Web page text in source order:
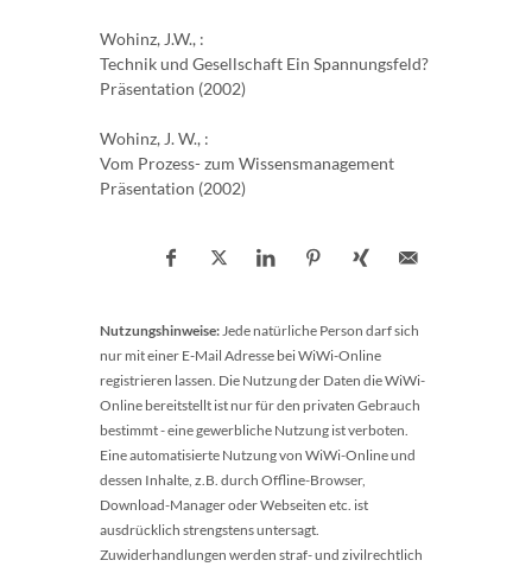
Wohinz, J.W., :
Technik und Gesellschaft Ein Spannungsfeld?
Präsentation (2002)
Wohinz, J. W., :
Vom Prozess- zum Wissensmanagement
Präsentation (2002)
Nutzungshinweise:Jede natürliche Person darf sich
nur mit einer E-Mail Adresse bei WiWi-Online
registrieren lassen. Die Nutzung der Daten die WiWi-
Online bereitstellt ist nur für den privaten Gebrauch
bestimmt - eine gewerbliche Nutzung ist verboten.
Eine automatisierte Nutzung von WiWi-Online und
dessen Inhalte, z.B. durch Offline-Browser,
Download-Manager oder Webseiten etc. ist
ausdrücklich strengstens untersagt.
Zuwiderhandlungen werden straf- und zivilrechtlich